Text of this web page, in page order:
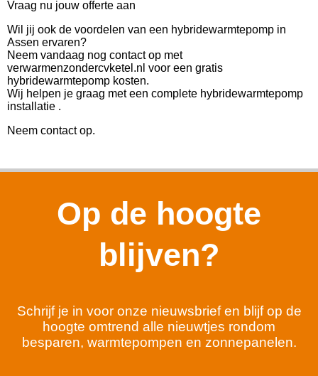
Vraag nu jouw offerte aan
Wil jij ook de voordelen van een hybridewarmtepomp in
Assen ervaren?
Neem vandaag nog contact op met
verwarmenzondercvketel.nl voor een gratis
hybridewarmtepomp kosten.
Wij helpen je graag met een complete hybridewarmtepomp
installatie .
Neem contact op.
Op de hoogte
blijven?
Schrijf je in voor onze nieuwsbrief en blijf op de
hoogte omtrend alle nieuwtjes rondom
besparen, warmtepompen en zonnepanelen.